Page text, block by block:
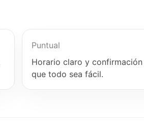
Puntual
Horario claro y
que todo sea fácil.